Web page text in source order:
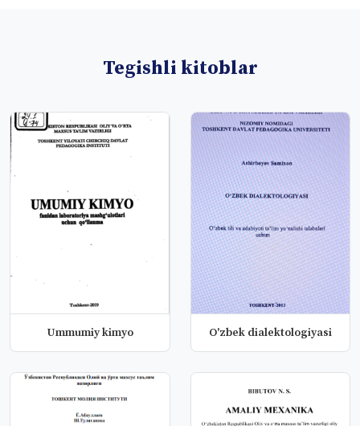
Tegishli kitoblar
Ummumiy kimyo O'zbek dialektologiyasi